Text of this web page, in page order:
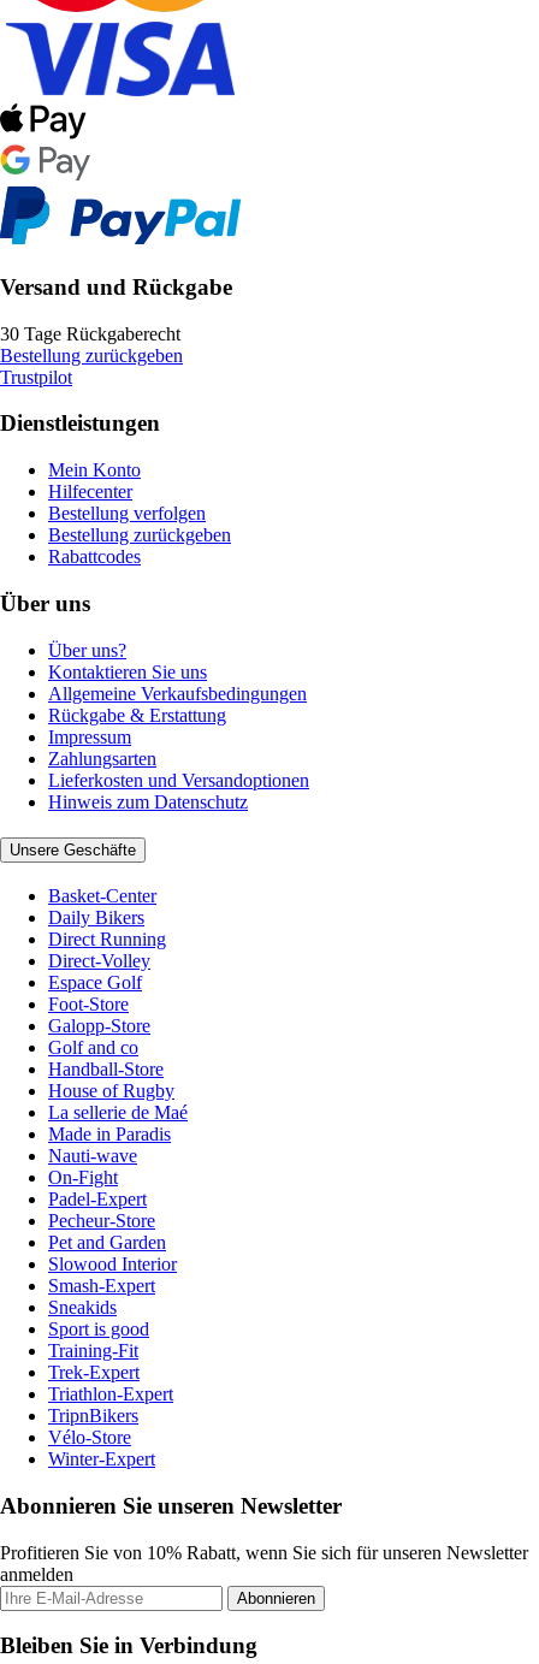
Versand und Rückgabe
30 Tage Rückgaberecht
Bestellung zurückgeben
Trustpilot
Dienstleistungen
Mein Konto
Hilfecenter
Bestellung verfolgen
Bestellung zurückgeben
Rabattcodes
Über uns
Über uns?
Kontaktieren Sie uns
Allgemeine Verkaufsbedingungen
Rückgabe & Erstattung
Impressum
Zahlungsarten
Lieferkosten und Versandoptionen
Hinweis zum Datenschutz
Unsere Geschäfte
Basket-Center
Daily Bikers
Direct Running
Direct-Volley
Espace Golf
Foot-Store
Galopp-Store
Golf and co
Handball-Store
House of Rugby
La sellerie de Maé
Made in Paradis
Nauti-wave
On-Fight
Padel-Expert
Pecheur-Store
Pet and Garden
Slowood Interior
Smash-Expert
Sneakids
Sport is good
Training-Fit
Trek-Expert
Triathlon-Expert
TripnBikers
Vélo-Store
Winter-Expert
Abonnieren Sie unseren Newsletter
Profitieren Sie von 10% Rabatt, wenn Sie sich für unseren Newsletter
anmelden
Abonnieren
Bleiben Sie in Verbindung